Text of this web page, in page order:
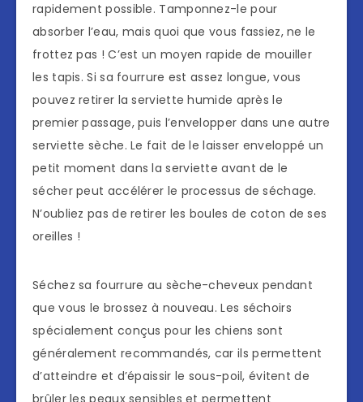
rapidement possible. Tamponnez-le pour
absorber l’eau, mais quoi que vous fassiez, ne le
frottez pas ! C’est un moyen rapide de mouiller
les tapis. Si sa fourrure est assez longue, vous
pouvez retirer la serviette humide après le
premier passage, puis l’envelopper dans une autre
serviette sèche. Le fait de le laisser enveloppé un
petit moment dans la serviette avant de le
sécher peut accélérer le processus de séchage.
N’oubliez pas de retirer les boules de coton de ses
oreilles !
Séchez sa fourrure au sèche-cheveux pendant
que vous le brossez à nouveau. Les séchoirs
spécialement conçus pour les chiens sont
généralement recommandés, car ils permettent
d’atteindre et d’épaissir le sous-poil, évitent de